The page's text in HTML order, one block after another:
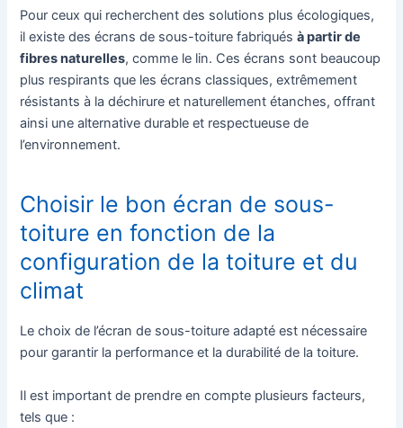
Pour ceux qui recherchent des solutions plus écologiques,
il existe des écrans de sous-toiture fabriquésà partir de
fibres naturelles, comme le lin. Ces écrans sont beaucoup
plus respirants que les écrans classiques, extrêmement
résistants à la déchirure et naturellement étanches, offrant
ainsi une alternative durable et respectueuse de
l’environnement.
Choisir le bon écran de sous-
toiture en fonction de la
configuration de la toiture et du
climat
Le choix de l’écran de sous-toiture adapté est nécessaire
pour garantir la performance et la durabilité de la toiture.
Il est important de prendre en compte plusieurs facteurs,
tels que :